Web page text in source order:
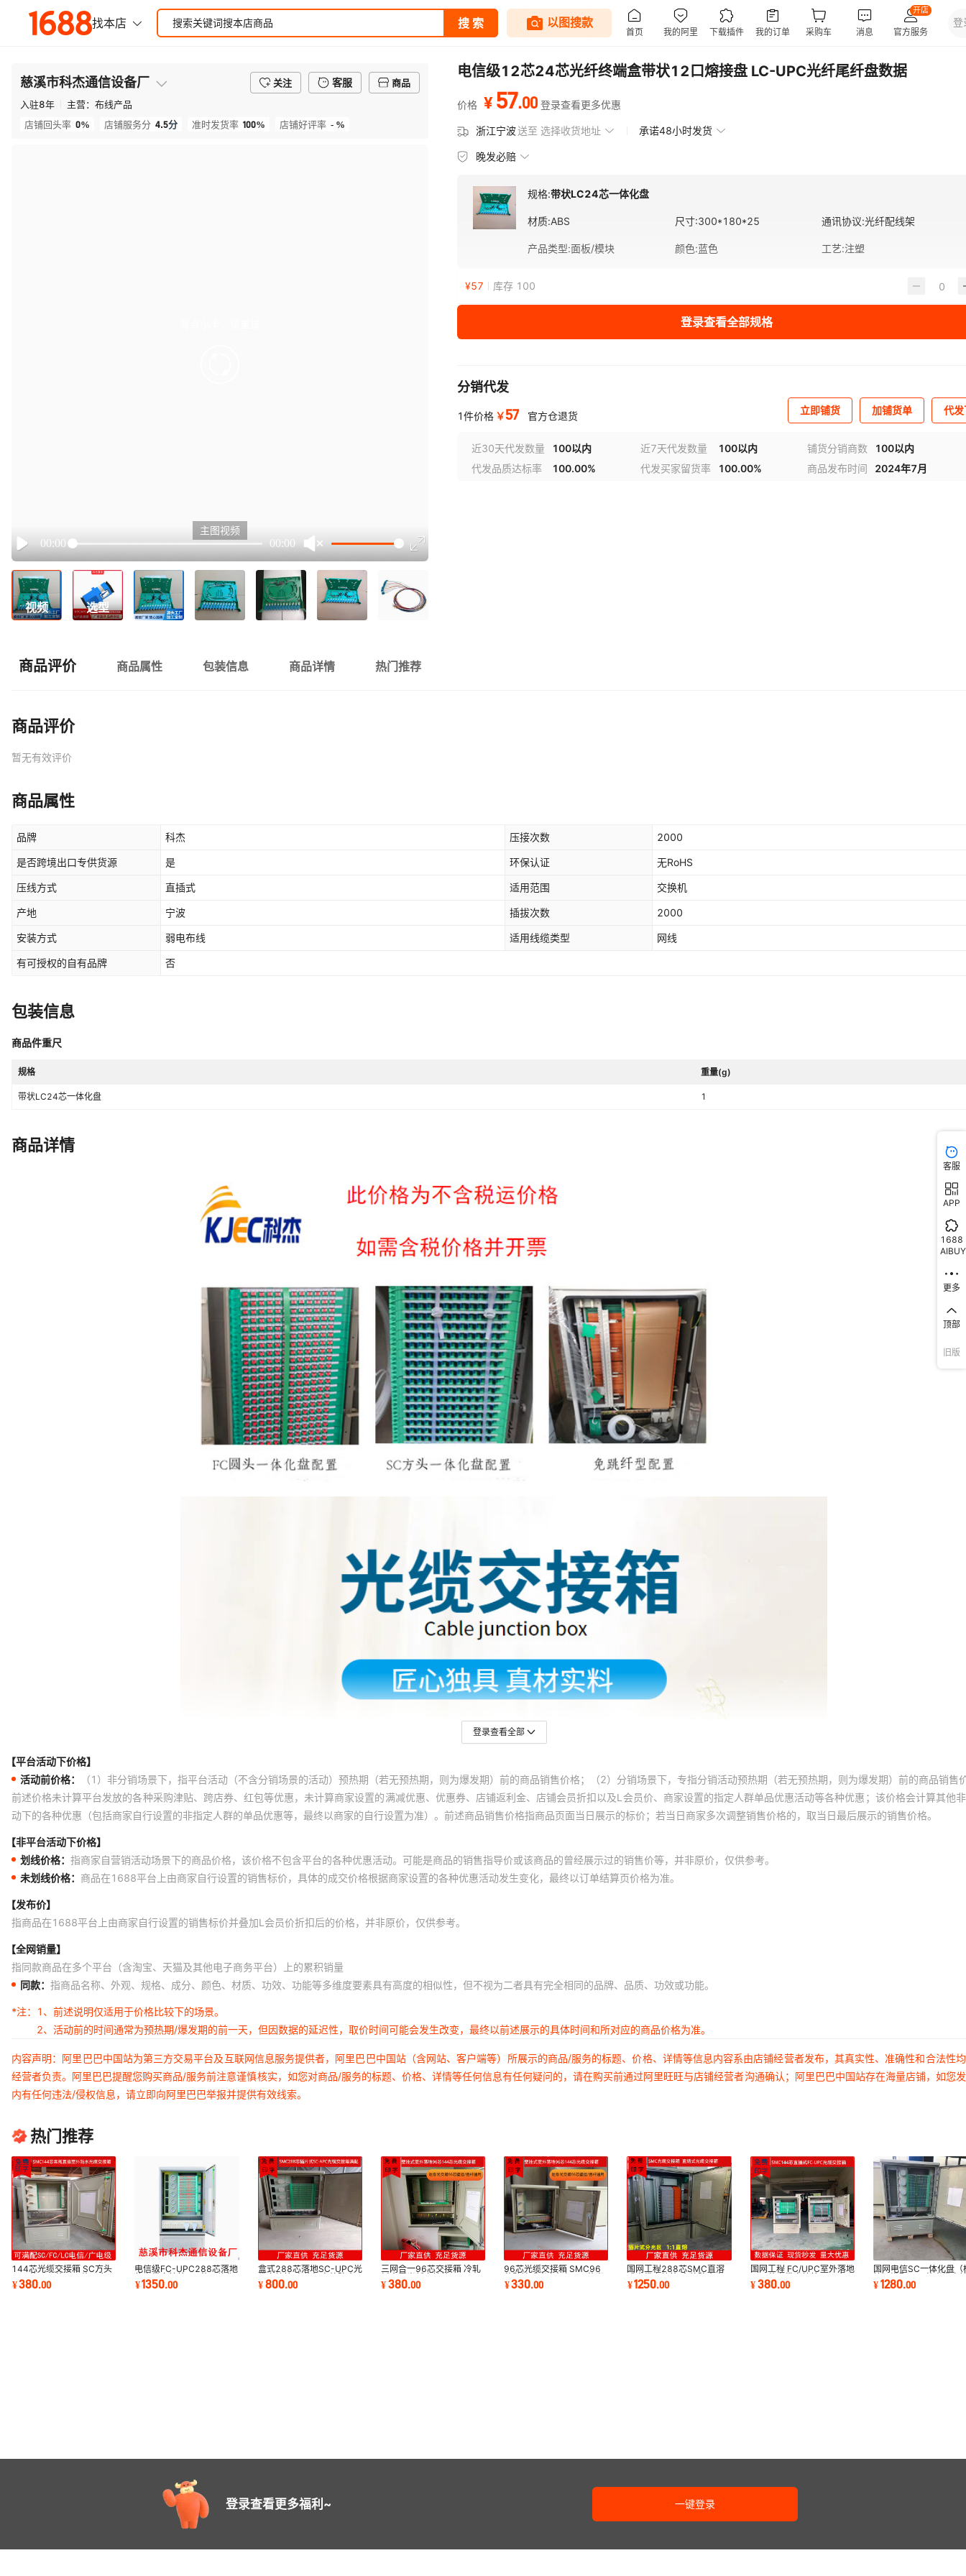
慈溪市科杰通信设备厂 关注 客服
商品
入驻8年 主营： 布线产品
店铺回头率 0% 店铺服务分 4.5分 准时发货率 100% 店铺好评率 - %
Play
00:00 00:00
主图视频
视频 选型
电信级12芯24芯光纤终端盒带状12口熔接盘 LC-UPC光纤尾纤盘数据
价格 ¥ 57.00 登录查看更多优惠
浙江宁波送至 选择收货地址 承诺48小时发货
晚发必赔
规格:带状LC24芯一体化盘
材质:ABS 尺寸:300*180*25 通讯协议:光纤配线架
产品类型:面板/模块 颜色:蓝色 工艺:注塑
¥57 库存 100
登录查看全部规格
分销代发
1件价格 ￥57 官方仓退货 立即铺货 加铺货单 代
近30天代发数量 100以内 近7天代发数量 100以内 铺货分销商数
100以内
代发品质达标率
100.00% 代发买家留货率 100.00% 商品发布时间 2024年7月
商品评价 商品属性 包装信息 商品详情 热门推荐
商品评价
暂无有效评价
商品属性
品牌 科杰 压接次数 2000
是否跨境出口专供货源 是 环保认证 无RoHS
压线方式 直插式 适用范围 交换机
产地 宁波 插拔次数 2000
安装方式 弱电布线 适用线缆类型 网线
有可授权的自有品牌 否
包装信息
商品件重尺
规格 重量(g)
带状LC24芯一体化盘 1
商品详情
登录查看全部
【平台活动下价格】
活动前价格：
（1）非分销场景下，指平台活动（不含分销场景的活动）预热期（若无预热期，则为爆发期）前的商品销售价格；（2）分销场景下，专指分销活动预热期（若无预热期，则为爆发期）前的商品销售
前述价格未计算平台发放的各种采购津贴、跨店券、红包等优惠，未计算商家设置的满减优惠、优惠券、店铺返利金、店铺会员折扣以及L会员价、商家设置的指定人群单品优惠活动等各种优惠；该价格会计算其他
动下的各种优惠（包括商家自行设置的非指定人群的单品优惠等，最终以商家的自行设置为准）。前述商品销售价格指商品页面当日展示的标价；若当日商家多次调整销售价格的，取当日最后展示的销售价格。
【非平台活动下价格】
划线价格： 指商家自营销活动场景下的商品价格，该价格不包含平台的各种优惠活动。可能是商品的销售指导价或该商品的曾经展示过的销售价等，并非原价，仅供参考。
未划线价格： 商品在1688平台上由商家自行设置的销售标价，具体的成交价格根据商家设置的各种优惠活动发生变化，最终以订单结算页价格为准。
【发布价】
指商品在1688平台上由商家自行设置的销售标价并叠加L会员价折扣后的价格，并非原价，仅供参考。
【全网销量】
指同款商品在多个平台（含淘宝、天猫及其他电子商务平台）上的累积销量
同款： 指商品名称、外观、规格、成分、颜色、材质、功效、功能等多维度要素具有高度的相似性，但不视为二者具有完全相同的品牌、品质、功效或功能。
*注：
1、前述说明仅适用于价格比较下的场景。
2、活动前的时间通常为预热期/爆发期的前一天，但因数据的延迟性，取价时间可能会发生改变，最终以前述展示的具体时间和所对应的商品价格为准。
内容声明：阿里巴巴中国站为第三方交易平台及互联网信息服务提供者，阿里巴巴中国站（含网站、客户端等）所展示的商品/服务的标题、价格、详情等信息内容系由店铺经营者发布，其真实性、准确性和合法性
经营者负责。阿里巴巴提醒您购买商品/服务前注意谨慎核实，如您对商品/服务的标题、价格、详情等任何信息有任何疑问的，请在购买前通过阿里旺旺与店铺经营者沟通确认；阿里巴巴中国站存在海量店铺，如您
内有任何违法/侵权信息，请立即向阿里巴巴举报并提供有效线索。
热门推荐
144芯光缆交接箱 SC方头
288芯432芯576芯四合一
光缆交接箱 可满配
¥380.00
电信级FC-UPC288芯落地
款光缆交接箱 12芯一体化
盘满配光纤交接箱
¥1350.00
盒式288芯落地SC-UPC光
缆交接箱 电信级室外防水
光缆机柜可满配
¥800.00
三网合一96芯交接箱 冷轧
板金属光纤交接箱
SMC144芯壁挂式抱杆式
¥380.00
96芯光缆交接箱 SMC96
芯壁挂式光交机柜 96芯光
纤分线箱
¥330.00
国网工程288芯SMC直溶
式光缆交接箱 室外防水光
纤配线机柜
¥1250.00
国网工程 FC/UPC室外落地
144芯光缆交接箱三网合一
SMC光交箱批发
¥380.00
国网电信SC一体化盘（
块）满配288芯光缆交
室外落地光交箱
¥1280.00
登录查看更多福利~ 一键登录
客服
APP
1688
AIBUY
更多
顶部
旧版